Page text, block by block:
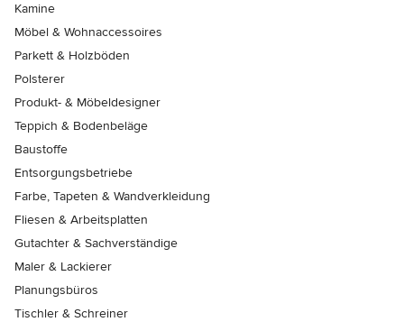
Kamine
Möbel & Wohnaccessoires
Parkett & Holzböden
Polsterer
Produkt- & Möbeldesigner
Teppich & Bodenbeläge
Baustoffe
Entsorgungsbetriebe
Farbe, Tapeten & Wandverkleidung
Fliesen & Arbeitsplatten
Gutachter & Sachverständige
Maler & Lackierer
Planungsbüros
Tischler & Schreiner